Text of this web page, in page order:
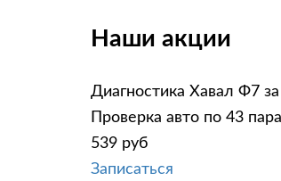
Наши акции
Диагностика Хавал Ф7
Проверка авто по 43
539 руб
Записаться